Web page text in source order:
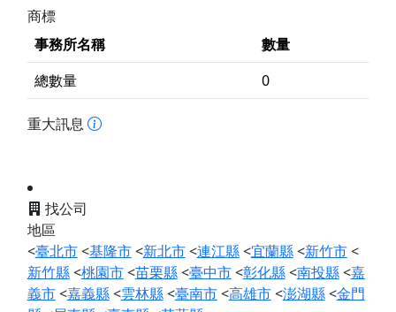
商標
事務所名稱
數量
總數量
0
重大訊息
找公司
地區
<臺北市<基隆市<新北市<連江縣<宜蘭縣<新竹市<
新竹縣<桃園市<苗栗縣<臺中市<彰化縣<南投縣<嘉
義市<嘉義縣<雲林縣<臺南市<高雄市<澎湖縣<金門